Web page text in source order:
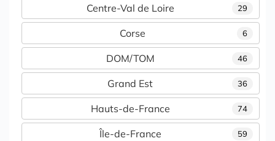
29
Centre-Val de Loire
6
Corse
46
DOM/TOM
36
Grand Est
74
Hauts-de-France
59
Île-de-France